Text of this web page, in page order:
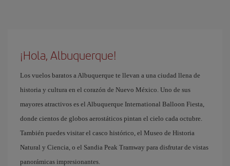
¡Hola, Albuquerque!
Los vuelos baratos a Albuquerque te llevan a una ciudad llena de
historia y cultura en el corazón de Nuevo México. Uno de sus
mayores atractivos es el Albuquerque International Balloon Fiesta,
donde cientos de globos aerostáticos pintan el cielo cada octubre.
También puedes visitar el casco histórico, el Museo de Historia
Natural y Ciencia, o el Sandia Peak Tramway para disfrutar de vistas
panorámicas impresionantes.